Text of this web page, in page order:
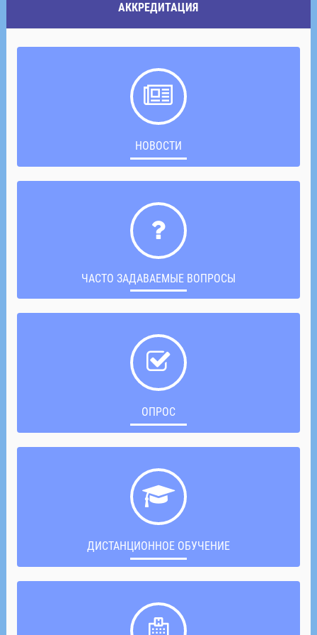
АККРЕДИТАЦИЯ
НОВОСТИ
ЧАСТО ЗАДАВАЕМЫЕ ВОПРОСЫ
ОПРОС
ДИСТАНЦИОННОЕ ОБУЧЕНИЕ